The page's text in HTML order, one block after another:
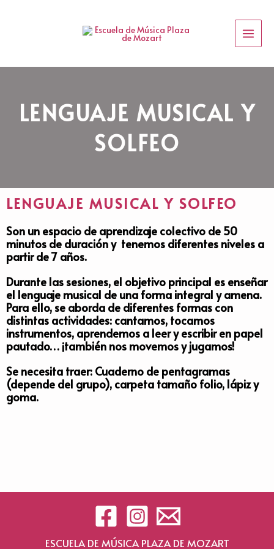
Menu
LENGUAJE MUSICAL Y
SOLFEO
LENGUAJE MUSICAL Y SOLFEO
Son un espacio de aprendizaje colectivo de 50
minutos de duración y tenemos diferentes niveles a
partir de 7 años.
Durante las sesiones, el objetivo principal es enseñar
el lenguaje musical de una forma integral y amena.
Para ello, se aborda de diferentes formas con
distintas actividades: cantamos, tocamos
instrumentos, aprendemos a leer y escribir en papel
pautado… ¡también nos movemos y jugamos!
Se necesita traer: Cuaderno de pentagramas
(depende del grupo), carpeta tamaño folio, lápiz y
goma.
ESCUELA DE MÚSICA PLAZA DE MOZART